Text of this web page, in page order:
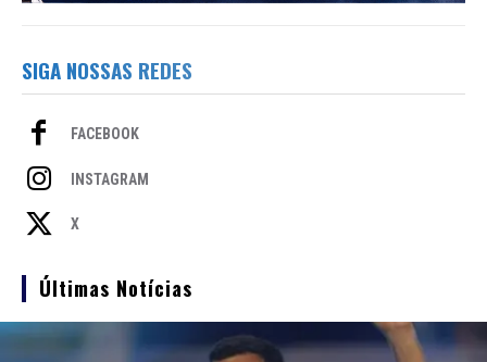
SIGA NOSSAS REDES
FACEBOOK
INSTAGRAM
X
Últimas Notícias